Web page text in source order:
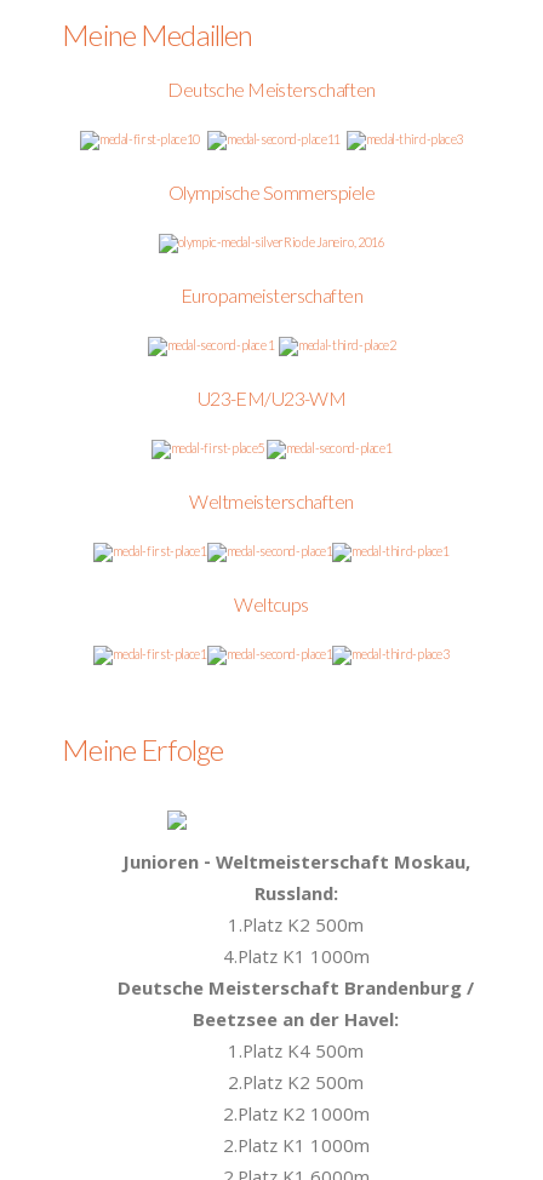
Meine Medaillen
Deutsche Meisterschaften
10 11 3
Olympische Sommerspiele
Rio de Janeiro, 2016
Europameisterschaften
1 2
U23-EM/U23-WM
5 1
Weltmeisterschaften
1 1 1
Weltcups
1 1 3
Meine Erfolge
Junioren - Weltmeisterschaft Moskau,
Russland:
1.Platz K2 500m
4.Platz K1 1000m
Deutsche Meisterschaft Brandenburg /
Beetzsee an der Havel:
1.Platz K4 500m
2.Platz K2 500m
2.Platz K2 1000m
2.Platz K1 1000m